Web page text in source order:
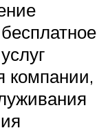
компании,